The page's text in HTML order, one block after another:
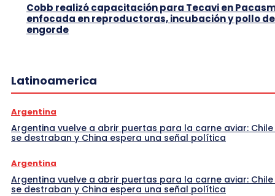
Cobb realizó capacitación para Tecavi en
enfocada en reproductoras, incubación y pollo de
engorde
Latinoamerica
Argentina
Argentina vuelve a abrir puertas para la carne aviar: Chile
se destraban y China espera una señal política
Argentina
Argentina vuelve a abrir puertas para la carne aviar: Chile
se destraban y China espera una señal política